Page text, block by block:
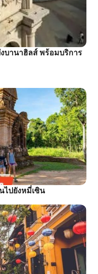
บานาฮิลส์ พร้อมบริการ
ไปยังหมี่เซิน